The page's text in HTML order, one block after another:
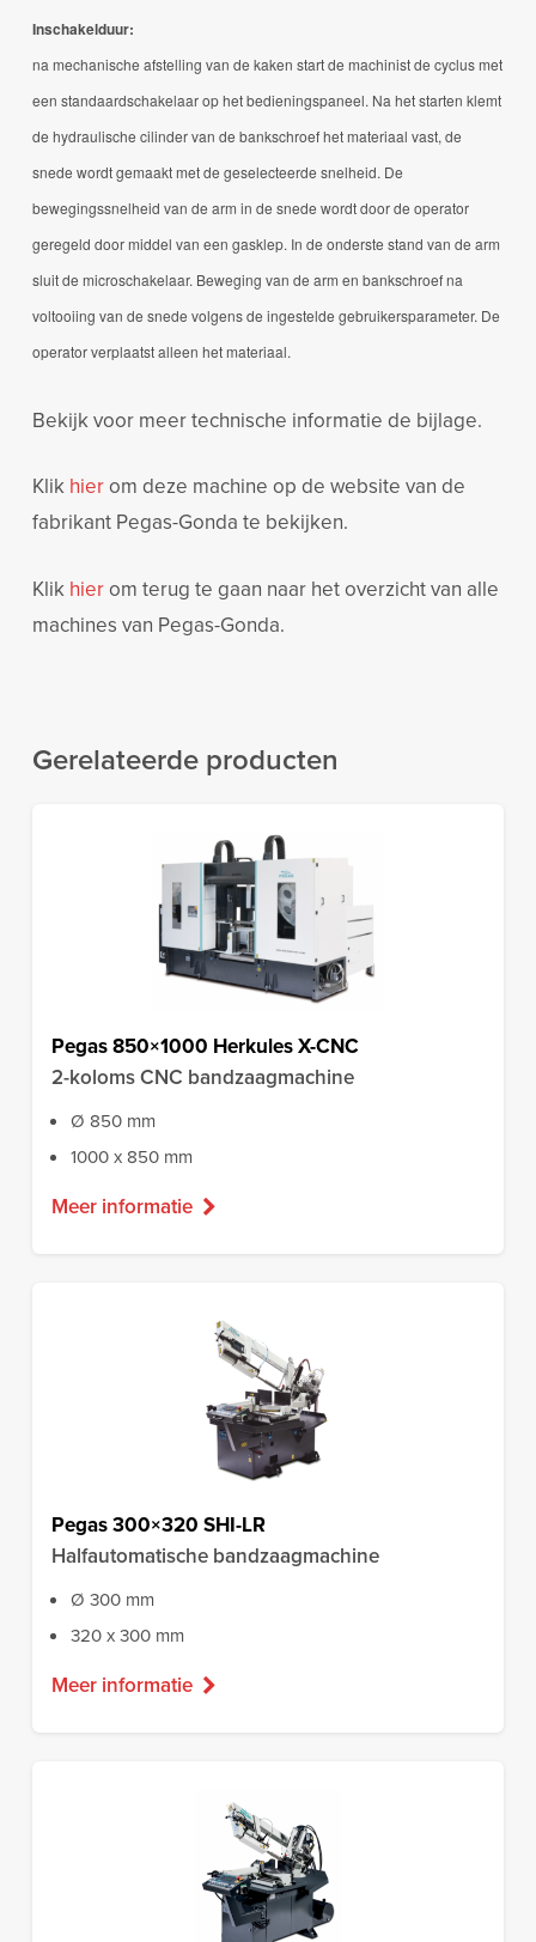
Inschakelduur:
na mechanische afstelling van de kaken start de machinist de cyclus met
een standaardschakelaar op het bedieningspaneel. Na het starten klemt
de hydraulische cilinder van de bankschroef het materiaal vast, de
snede wordt gemaakt met de geselecteerde snelheid. De
bewegingssnelheid van de arm in de snede wordt door de operator
geregeld door middel van een gasklep. In de onderste stand van de arm
sluit de microschakelaar. Beweging van de arm en bankschroef na
voltooiing van de snede volgens de ingestelde gebruikersparameter. De
operator verplaatst alleen het materiaal.
Bekijk voor meer technische informatie de bijlage.
Klik hierom deze machine op de website van de
fabrikant Pegas-Gonda te bekijken.
Klik hierom terug te gaan naar het overzicht van alle
machines van Pegas-Gonda.
Gerelateerde producten
Pegas 850×1000 Herkules X-CNC
2-koloms CNC bandzaagmachine
Ø 850 mm
1000 x 850 mm
Meer informatie
Pegas 300×320 SHI-LR
Halfautomatische bandzaagmachine
Ø 300 mm
320 x 300 mm
Meer informatie